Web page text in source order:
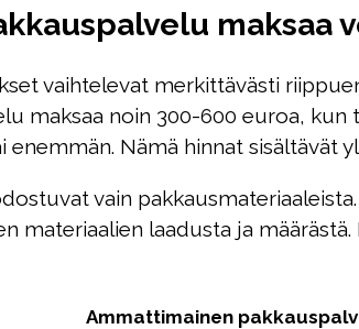
maksaa
vaihtelevat merkittävästi
maksaa noin 300-600 euroa,
enemmän. Nämä hinnat sisältävät
vain
materiaalien laadusta ja
Ammattimainen